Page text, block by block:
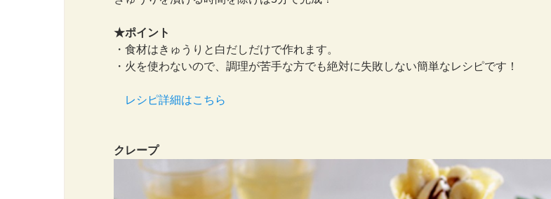
★ポイント
・食材はきゅうりと白だしだけで作れます。
・火を使わないので、調理が苦手な方でも絶対に失敗しない簡単なレシピです！
レシピ詳細はこちら
クレープ